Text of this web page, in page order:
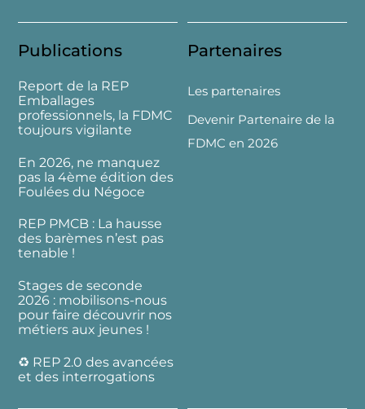
Publications
Report de la REP
Emballages
professionnels, la FDMC
toujours vigilante
En 2026, ne manquez
pas la 4ème édition des
Foulées du Négoce
REP PMCB : La hausse
des barèmes n’est pas
tenable !
Stages de seconde
2026 : mobilisons-nous
pour faire découvrir nos
métiers aux jeunes !
♻️ REP 2.0 des avancées
et des interrogations
Partenaires
Les partenaires
Devenir Partenaire de la
FDMC en 2026